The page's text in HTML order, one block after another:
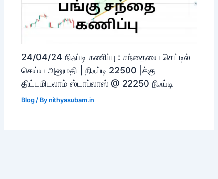
24/04/24 நிஃப்டி கணிப்பு : சந்தையை செட்டில்
செய்ய அனுமதி | நிஃப்டி 22500 |க்கு
திட்டமிடலாம் ஸ்டாப்லாஸ் @ 22250 நிஃப்டி
Blog / Bynithyasubam.in